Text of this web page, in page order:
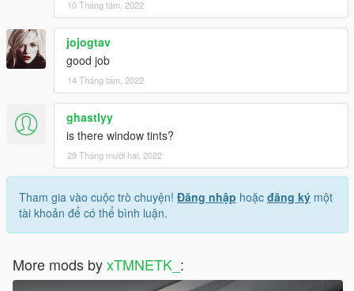
10 Tháng tám, 2022
jojogtav
good job
14 Tháng tám, 2022
ghastlyy
is there window tints?
29 Tháng mười hai, 2022
Tham gia vào cuộc trò chuyện! Đăng nhập hoặc đăng ký một
tài khoản để có thể bình luận.
More mods byxTMNETK_ :